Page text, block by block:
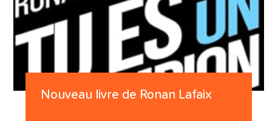
Nouveau livre de Ronan Lafaix